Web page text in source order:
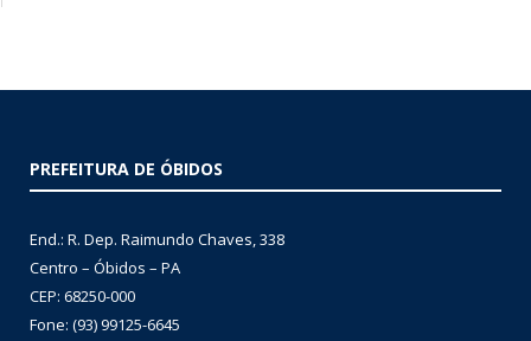
PREFEITURA DE ÓBIDOS
End.: R. Dep. Raimundo Chaves, 338
Centro – Óbidos – PA
CEP: 68250-000
Fone: (93) 99125-6645